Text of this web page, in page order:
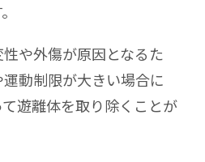
や外傷が原因となるた
動制限が大きい場合に
遊離体を取り除くことが